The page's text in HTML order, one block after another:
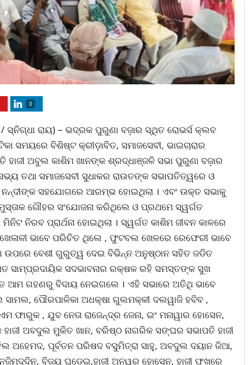
0
ରାୟ) – ଭଦ୍ରକ ପୁରୁଣା ବଜ଼ାର ସ୍ଥିତ ରୋଭର୍ସ କ୍ଲବ
ସମୟରେ ବିଶିଷ୍ଟ କ୍ରୀଡ଼ାବିତ, ସମାଜସେବୀ, ଭାଇଚାରାର
ଅବୁଲ କାଶିମ ଖାନଙ୍କ ଶ୍ରଦ୍ଧାଞ୍ଜଳି ସଭା ପୁରୁଣା ବଜ଼ାର
ତଥା ସମାଜସେବୀ ସୁଧାକର ରାଉତଙ୍କ ସଭାପତିତ୍ୱରେ ଓ
ସହଯୋଗରେ ଆରମ୍ଭ ହୋଇଥିଲା । ଏବଂ ଉକ୍ତ ସଭାକୁ
ଗୌହର ସଂଯୋଜନା କରିଥିଲେ ଓ ପ୍ରଥମେ ସ୍ୱର୍ଗତ
ନିରବ ପ୍ରାର୍ଥନା ହୋଇଥିଲା । ସ୍ୱର୍ଗତ କାଶିମ ଜୀବନ କାଳରେ
ଭାବେ ପରିଚିତ ଥିଲେ , ଫୁଟବଲ ଖେଳରେ ରେଫେରୀ ଭାବେ
ଉପରେ ବେଶୀ ଗୁରୁତ୍ୱ ଦେଇ ବିଭିନ୍ନ ଅନୁଷ୍ଠାନ ସହିତ ଜଡିତ
ସାମ୍ପ୍ରଦାୟିକ ସଦଭାବନାର ରକ୍ଷକ ରହି ସମସ୍ତଙ୍କ ସୁଖ
ଆମ ଗହଣରୁ ବିଦାୟ ନେଇଗଲେ । ଏହି ସଭାରେ ଅତିଥି ଭାବେ
ପୌରପାଳିକା ଅଧକ୍ଷା ଗୁଲମକ୍କୀ ଦଲୱାଜି ହବିବ ,
ଫାରୁକ , ଯୁବ ନେତା ରାଜେନ୍ଦ୍ର ଜେନା, ଇଂ ମନାୱାର ହୋସେନ,
ଅବଦୁଲ ମୁକିତ ଖାନ, ବରିଷ୍ଠ ନାଗରିକ ସଙ୍ଘର ସଭାପତି ହାଜୀ
ଅହେମଦ, ପୂର୍ବତନ ପରିଷଦ ବସୁମିତ୍ରା ସାହୁ, ଅବଦୁଲ ଦୟାନ ଜିଆ,
ବିଜୟ ଘଡେଇ,ହାଜୀ ଅନୱର ହୋସେନ, ହାଜୀ ଫଖରେ